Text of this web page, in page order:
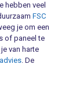
hebben veel
FSC
je om een
of paneel te
van harte
advies. De